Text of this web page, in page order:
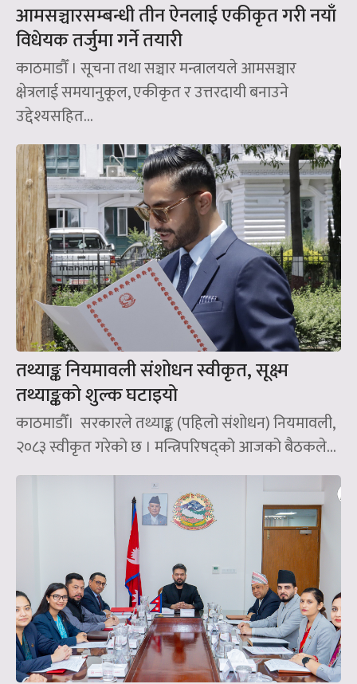
आमसञ्चारसम्बन्धी तीन ऐनलाई एकीकृत गरी नयाँ
विधेयक तर्जुमा गर्ने तयारी
काठमाडौँ । सूचना तथा सञ्चार मन्त्रालयले आमसञ्चार
क्षेत्रलाई समयानुकूल, एकीकृत र उत्तरदायी बनाउने
उद्देश्यसहित...
तथ्याङ्क नियमावली संशोधन स्वीकृत, सूक्ष्म
तथ्याङ्कको शुल्क घटाइयो
काठमाडौँ। सरकारले तथ्याङ्क (पहिलो संशोधन) नियमावली,
२०८३ स्वीकृत गरेको छ । मन्त्रिपरिषद्को आजको बैठकले...